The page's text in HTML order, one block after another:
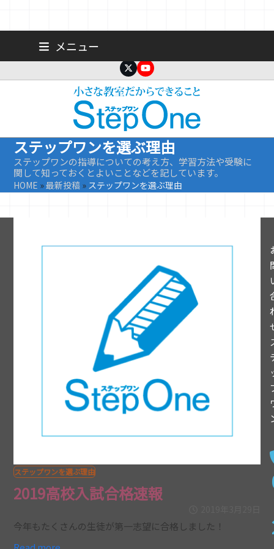
メニュー
TwitterYouTube
ステップワンを選ぶ理由
ステップワンの指導についての考え方、学習方法や受験に
関して知っておくとよいことなどを記しています。
HOME »最新投稿 » ステップワンを選ぶ理由
ステップワンを選ぶ理由
2019高校入試合格速報
今年もたくさんの生徒が第一志望に合格しました！